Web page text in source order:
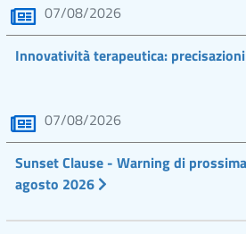
07/08/2026
Innovatività terapeutica: precisazioni
07/08/2026
Sunset Clause - Warning di
agosto 2026